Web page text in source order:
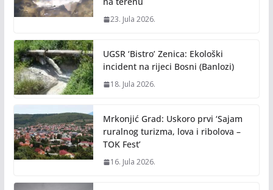
23. Jula 2026.
UGSR ‘Bistro’ Zenica: Ekološki
incident na rijeci Bosni (Banlozi)
18. Jula 2026.
Mrkonjić Grad: Uskoro prvi ‘Sajam
ruralnog turizma, lova i ribolova –
TOK Fest’
16. Jula 2026.